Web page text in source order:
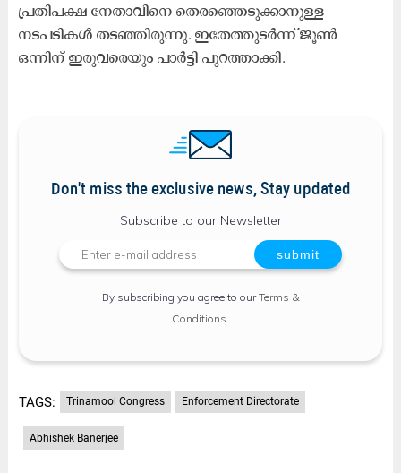
പ്രതിപക്ഷ നേതാവിനെ തെരഞ്ഞെടുക്കാനുള്ള
നടപടികൾ തടഞ്ഞിരുന്നു. ഇതേത്തുടർന്ന് ജൂൺ
ഒന്നിന് ഇരുവരെയും പാർട്ടി പുറത്താക്കി.
Don't miss the exclusive news, Stay updated
Subscribe to our Newsletter
By subscribing you agree to ourTerms &
Conditions
TAGS: Trinamool Congress Enforcement Directorate
Abhishek Banerjee